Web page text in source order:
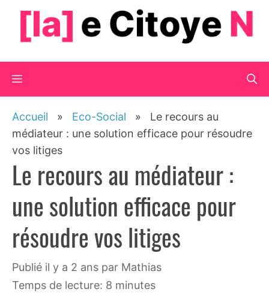
contenu
Menu
Accueil » Eco-Social » Le recours au
médiateur : une solution efficace pour résoudre
vos litiges
Le recours au médiateur :
une solution efficace pour
résoudre vos litiges
publié il y a 2 ans par Mathias
Temps de lecture: 8 minutes